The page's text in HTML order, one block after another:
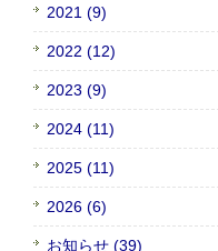
2021 (9)
2022 (12)
2023 (9)
2024 (11)
2025 (11)
2026 (6)
お知らせ (39)